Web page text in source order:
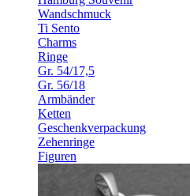
Wandschmuck
Ti Sento
Charms
Ringe
Gr. 54/17,5
Gr. 56/18
Armbänder
Ketten
Geschenkverpackung
Zehenringe
Figuren